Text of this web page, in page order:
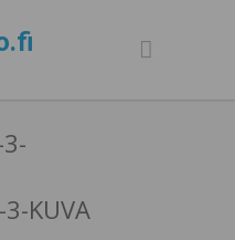
KUVA